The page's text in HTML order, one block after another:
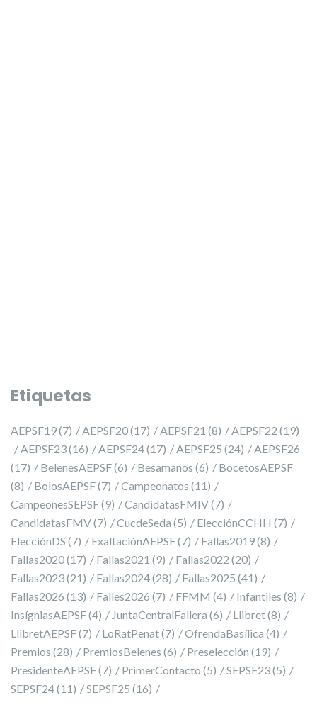
Etiquetas
AEPSF19(7) AEPSF20(17) AEPSF21 (8) AEPSF22 (19)
AEPSF23(16) AEPSF24(17) AEPSF25 (24)
AEPSF26
(17)
BelenesAEPSF(6) Besamanos (6)
BocetosAEPSF
(8)
BolosAEPSF(7) Campeonatos (11)
CampeonesSEPSF(9) CandidatasFMIV(7)
CandidatasFMV(7) CucdeSeda (5) ElecciónCCHH (7)
ElecciónDS (7) ExaltaciónAEPSF(7) Fallas2019(8)
Fallas2020(17) Fallas2021 (9) Fallas2022 (20)
Fallas2023(21) Fallas2024(28) Fallas2025 (41)
Fallas2026 (13) Falles2026 (7) FFMM (4) Infantiles (8)
InsígniasAEPSF(4) JuntaCentralFallera (6) Llibret(8)
LlibretAEPSF(7) LoRatPenat(7) OfrendaBasílica (4)
Premios (28) PremiosBelenes (6) Preselección (19)
PresidenteAEPSF(7) PrimerContacto (5) SEPSF23(5)
SEPSF24(11) SEPSF25 (16)